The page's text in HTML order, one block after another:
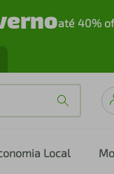
até 40%
Local